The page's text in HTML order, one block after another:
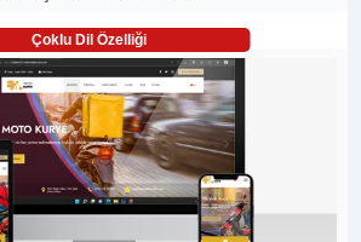
Çoklu Dil Özelliği